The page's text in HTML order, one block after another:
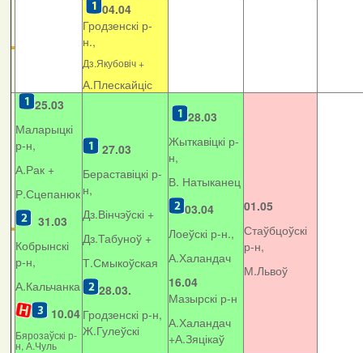
04.04
Гродзенскі р-
н.,
Дз.Якубовіч +
А.Плескайціс
25.03
Маларыцкі
р-н,
А.Рак +
Р.Сцепанюк
31.03
Кобрынскі
р-н,
А.Кальчанка
10.04
Бярозаўскі р-
н, А.Чуль
27.03
Бераставіцкі р-
н,
Дз.Вінчэўскі +
Дз.Табуноў +
Т.Смыкоўская
28.03.
Гродзенскі р-н,
Ж.Гулеўскі
28.03
Жыткавіцкі р-
н,
В. Натыканец
03.04
Лоеўскі р-н.,
А.Халандач
16.04
Мазырскі р-н
А.Халандач
+А.Зяцікаў
01.05
Стаўбцоўскі
р-н,
М.Львоў